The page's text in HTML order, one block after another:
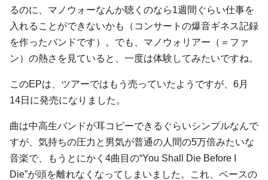
るのに、マノウォーなんか聴くのなら1週間ぐらい仕事を
入れることができないかも（コンサートの爆音ギネス記録
を作ったバンドです）。でも、マノウォリアー（＝ファ
ン）の熱さを見ていると、一度は体験してみたいですね。
このEPは、ツアーではもう売っていたようですが、6月
14日に発売になりました。
曲は中高生バンドが耳コピーできるぐらいシンプルなんで
すが、気持ちの圧力と男気が普通の人間の5万倍みたいな
音楽で、もうとにかく4曲目の“You Shall Die Before I
Die”が頭を離れなくなってしまいました。これ、ベースの